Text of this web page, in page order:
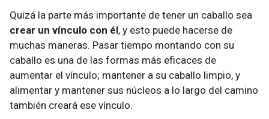
Quizá la parte más importante de tener un caballo sea
crear un vínculo con él, y esto puede hacerse de
muchas maneras. Pasar tiempo montando con su
caballo es una de las formas más eficaces de
aumentar el vínculo; mantener a su caballo limpio, y
alimentar y mantener sus núcleos a lo largo del camino
también creará ese vínculo.